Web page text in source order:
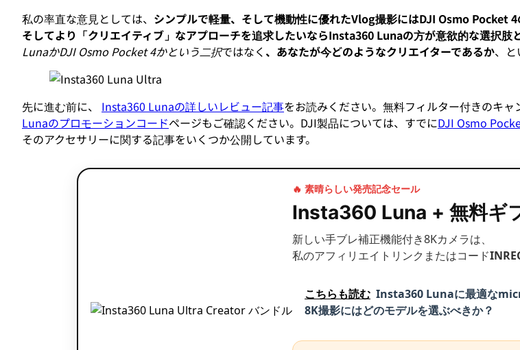
私の率直な意見としては、 シンプルで軽量、そして機動性に優れたVlog撮影にはDJI Osmo Pocket 4
そしてより「クリエイティブ」なアプローチを追求したいならInsta360 Lunaの方が意欲的な選択肢
LunaかDJI Osmo Pocket 4かという二択ではなく 、あなたが今どのようなクリエイターであるか、と
先に進む前に、 Insta360 Lunaの詳しいレビュー記事をお読みください。無料フィルター付きのキャ
Lunaのプロモーションコードページもご確認ください。DJI製品については、すでにDJI Osmo
そのアクセサリーに関する記事をいくつか公開しています。
🔥 素晴らしい発売記念セール
Insta360 Luna + 無料ギ
新しい手ブレ補正機能付き8Kカメラは、
私のアフィリエイトリンクまたはコード
こちらも読む Insta360 Lunaに最適な
8K撮影にはどのモデルを選ぶべきか？